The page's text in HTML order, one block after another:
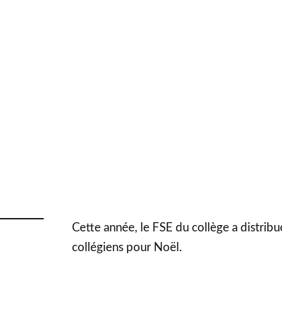
Cette année, le FSE du collège a
collégiens pour Noël.